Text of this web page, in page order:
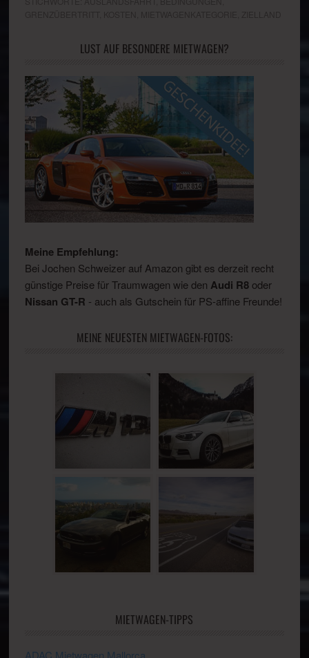
LUST AUF BESONDERE MIETWAGEN?
Meine Empfehlung:
Bei Jochen Schweizer auf Amazon gibt es derzeit recht
günstige Preise für Traumwagen wie den Audi R8oder
Nissan GT-R - auch als Gutschein für PS-affine Freunde!
MEINE NEUESTEN MIETWAGEN-FOTOS:
MIETWAGEN-TIPPS
ADAC Mietwagen Mallorca